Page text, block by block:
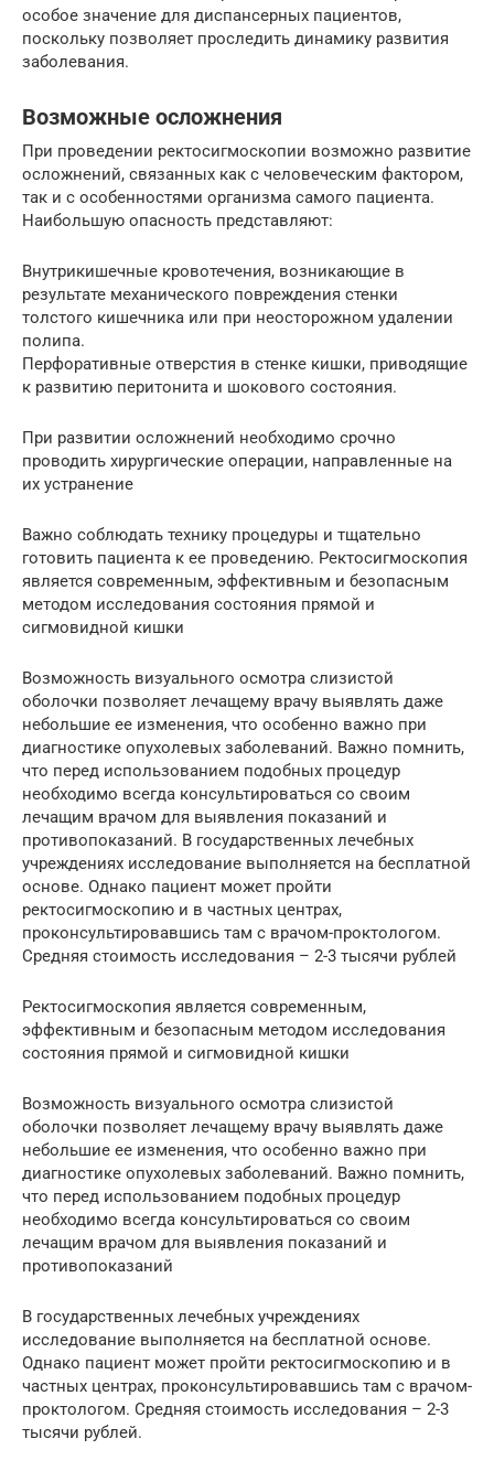
особое значение для диспансерных пациентов,
поскольку позволяет проследить динамику развития
заболевания.
Возможные осложнения
При проведении ректосигмоскопии возможно развитие
осложнений, связанных как с человеческим фактором,
так и с особенностями организма самого пациента.
Наибольшую опасность представляют:
Внутрикишечные кровотечения, возникающие в
результате механического повреждения стенки
толстого кишечника или при неосторожном удалении
полипа.
Перфоративные отверстия в стенке кишки, приводящие
к развитию перитонита и шокового состояния.
При развитии осложнений необходимо срочно
проводить хирургические операции, направленные на
их устранение
Важно соблюдать технику процедуры и тщательно
готовить пациента к ее проведению. Ректосигмоскопия
является современным, эффективным и безопасным
методом исследования состояния прямой и
сигмовидной кишки
Возможность визуального осмотра слизистой
оболочки позволяет лечащему врачу выявлять даже
небольшие ее изменения, что особенно важно при
диагностике опухолевых заболеваний. Важно помнить,
что перед использованием подобных процедур
необходимо всегда консультироваться со своим
лечащим врачом для выявления показаний и
противопоказаний. В государственных лечебных
учреждениях исследование выполняется на бесплатной
основе. Однако пациент может пройти
ректосигмоскопию и в частных центрах,
проконсультировавшись там с врачом-проктологом.
Средняя стоимость исследования – 2-3 тысячи рублей
Ректосигмоскопия является современным,
эффективным и безопасным методом исследования
состояния прямой и сигмовидной кишки
Возможность визуального осмотра слизистой
оболочки позволяет лечащему врачу выявлять даже
небольшие ее изменения, что особенно важно при
диагностике опухолевых заболеваний. Важно помнить,
что перед использованием подобных процедур
необходимо всегда консультироваться со своим
лечащим врачом для выявления показаний и
противопоказаний
В государственных лечебных учреждениях
исследование выполняется на бесплатной основе.
Однако пациент может пройти ректосигмоскопию и в
частных центрах, проконсультировавшись там с врачом-
проктологом. Средняя стоимость исследования – 2-3
тысячи рублей.